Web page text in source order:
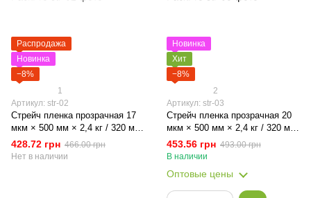
Распродажа
Новинка
−8%
1
Артикул: str-02
Стрейч пленка прозрачная 17
мкм × 500 мм × 2,4 кг / 320 м 1
рулон PackPro
428.72 грн 466.00 грн
Нет в наличии
Новинка
Хит
−8%
2
Артикул: str-03
Стрейч пленка прозрачная 20
мкм × 500 мм × 2,4 кг / 320 м,
1 рулон PackPro
453.56 грн 493.00 грн
В наличии
Оптовые цены